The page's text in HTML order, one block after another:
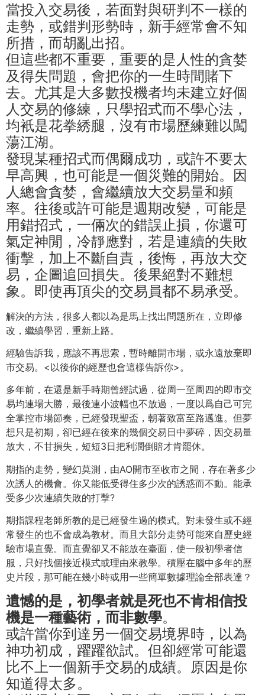
當投入交易後，若面對與研判不一樣的
走勢，或錯判形勢時，新手經常會不知
所措，而胡亂出招。
但這些都不重要，重要的是人性的貪婪
及得失問題，會把你的一生時間賭下
去。尤其是大多數投機者均未建立好個
人交易的修練，只學招式而不學心法，
均衹是花拳綉腿，沒有市場歷練難以闖
蕩江湖。
發現某種招式而偶爾成功，或許不要太
早高興，也可能是一個災難的開始。因
人總會貪婪，會繼續放大交易量和頻
率。往後或許可能是週期改變，可能是
用錯招式，一倆次的錯誤止損，你還可
氣定神閒，冷靜應對，若是連續的失敗
衝擊，加上不斷自責，後悔，再放大交
易，企圖追回損失。後果絕對不難想
象。即使再頂尖的交易員都不易承受。
解決的方法，很多人都以為是馬上找出問題所在，立即修
改，繼續學習，重新上路。
經驗告訴我，應該不再思索，暫時離開市場，或永遠放棄即
市交易。<以後你的經歷也會這樣告訴你>。
多年前，在還是新手時期曾經試過，從周一至周四的即市交
易均連場大勝，最後連小波幅也不放過，一度以爲自己可完
全掌控市場節奏，已經發現聖盃，朝著致富至路邁進。但夢
想只是初期，卻已經在後來的幾個交易日中夢碎，因交易量
放大，不甘損失，短短3日把利潤倒賠才肯罷休。
期指的走勢，變幻莫測，由AO開市至收市之間，存在著多少
次誘人的機會。你又能低受得住多少次的誘惑而不動。能承
受多少次連續失敗的打擊?
期指課程老師所教的是已經發生過的模式。對未發生或不經
常發生的也不會成為教材。而且大部分走勢可能來自歷史經
驗市場直覺。而直覺卻又不能放在臺面，使一般初學者信
服，只好找個接近模式或理由來教學。積壓在腦中多年的歷
史片段，那可能在幾小時或用一些簡單數據理論全部表達？
遺憾的是，初學者就是死也不肯相信投
機是一種藝術，而非數學。
或許當你到達另一個交易境界時，以為
神功初成，躍躍欲試。但卻經常可能還
比不上一個新手交易的成績。原因是你
知道得太多。